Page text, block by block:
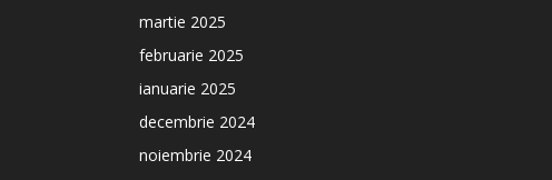
martie 2025
februarie 2025
ianuarie 2025
decembrie 2024
noiembrie 2024